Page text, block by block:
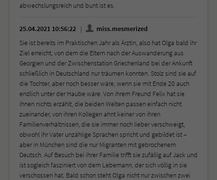
abwechslungsreich und bunt ist es.
25.04.2021 10:56:22
miss.mesmerized
Sie ist bereits im Praktischen Jahr als Ärztin, also hat Olga bald ihr
Ziel erreicht, von dem die Eltern nach der Auswanderung aus
Georgien und der Zwischenstation Griechenland bei der Ankunft
schließlich in Deutschland nur träumen konnten. Stolz sind sie auf
die Tochter, aber noch besser wäre, wenn sie mit Ende 20 auch
endlich unter der Haube wäre. Von ihrem Freund Felix hat sie
ihnen nichts erzählt, die beiden Welten passen einfach nicht
zueinander, von ihren Kollegen ahnt keiner von ihren
Familienverhältnissen, die sie immer noch lieber verschweigt,
obwohl ihr Vater unzählige Sprachen spricht und gebildet ist –
aber in München sind die nur Migranten mit gebrochenem
Deutsch. Auf Besuch bei ihrer Familie trifft sie zufällig auf Jack und
ist sogleich fasziniert von dem Lebemann, der sich völlig in sie
verschossen hat. Bald schon steht Olga nicht nur zwischen zwei